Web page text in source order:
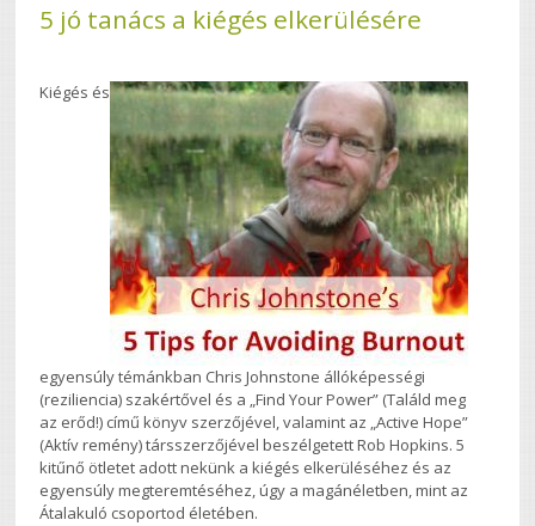
5 jó tanács a kiégés elkerülésére
Kiégés és
egyensúly témánkban Chris Johnstone állóképességi
(reziliencia) szakértővel és a „Find Your Power” (Találd meg
az erőd!) című könyv szerzőjével, valamint az „Active Hope”
(Aktív remény) társszerzőjével beszélgetett Rob Hopkins. 5
kitűnő ötletet adott nekünk a kiégés elkerüléséhez és az
egyensúly megteremtéséhez, úgy a magánéletben, mint az
Átalakuló csoportod életében.